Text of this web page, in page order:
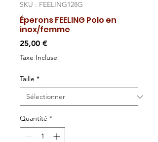
SKU : FEELING128G
Éperons FEELING Polo en
inox/femme
25,00 €Prix
Taxe Incluse
Taille *
Quantité *